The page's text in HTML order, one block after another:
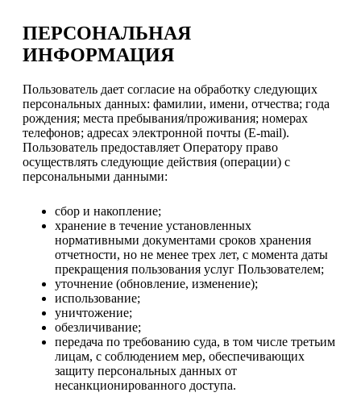
ПЕРСОНАЛЬНАЯ
ИНФОРМАЦИЯ
Пользователь дает согласие на обработку следующих
персональных данных: фамилии, имени, отчества; года
рождения; места пребывания/проживания; номерах
телефонов; адресах электронной почты (E-mail).
Пользователь предоставляет Оператору право
осуществлять следующие действия (операции) с
персональными данными:
сбор и накопление;
хранение в течение установленных
нормативными документами сроков хранения
отчетности, но не менее трех лет, с момента даты
прекращения пользования услуг Пользователем;
уточнение (обновление, изменение);
использование;
уничтожение;
обезличивание;
передача по требованию суда, в том числе третьим
лицам, с соблюдением мер, обеспечивающих
защиту персональных данных от
несанкционированного доступа.